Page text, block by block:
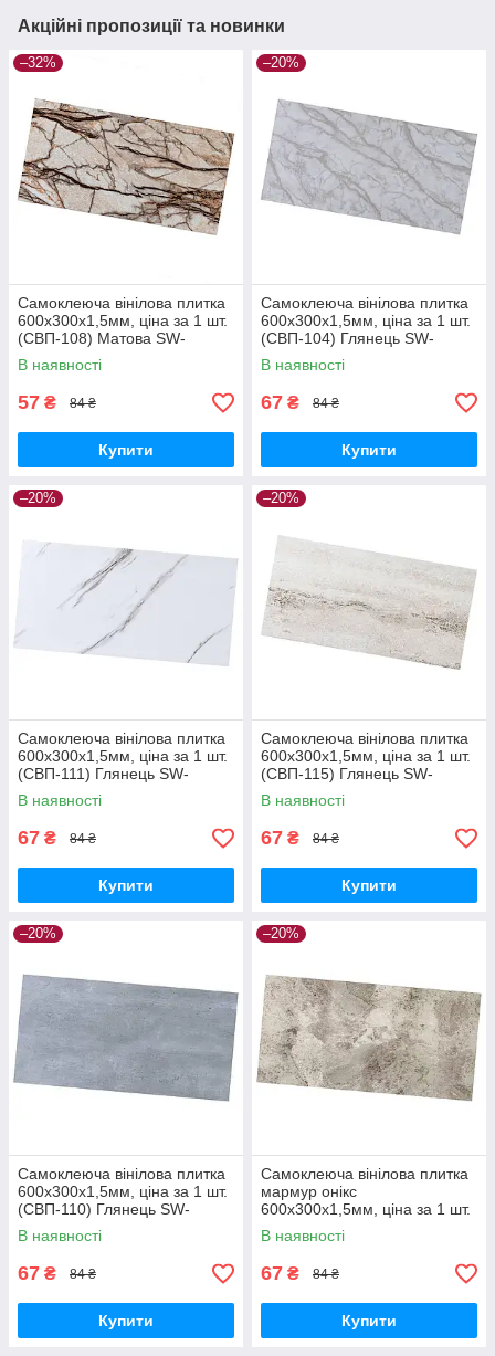
Акційні пропозиції та новинки
–32%
Самоклеюча вінілова плитка
600х300х1,5мм, ціна за 1 шт.
(СВП-108) Матова SW-
00000497
В наявності
57 ₴ 84 ₴
Купити
–20%
Самоклеюча вінілова плитка
600х300х1,5мм, ціна за 1 шт.
(СВП-104) Глянець SW-
00000493
В наявності
67 ₴ 84 ₴
Купити
–20%
Самоклеюча вінілова плитка
600х300х1,5мм, ціна за 1 шт.
(СВП-111) Глянець SW-
00000500
В наявності
67 ₴ 84 ₴
Купити
–20%
Самоклеюча вінілова плитка
600х300х1,5мм, ціна за 1 шт.
(СВП-115) Глянець SW-
00000504
В наявності
67 ₴ 84 ₴
Купити
–20%
Самоклеюча вінілова плитка
600х300х1,5мм, ціна за 1 шт.
(СВП-110) Глянець SW-
00000499
В наявності
67 ₴ 84 ₴
Купити
–20%
Самоклеюча вінілова плитка
мармур онікс
600х300х1,5мм, ціна за 1 шт.
(СВП-100) Глянець SW-
00000643
В наявності
67 ₴ 84 ₴
Купити